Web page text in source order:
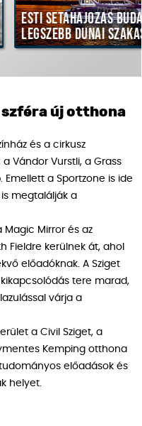
Budapest
dunai szakaszán
szféra új otthona
és a cirkusz
Vándor Vurstli, a Grass
Emellett a Sportzone is ide
is megtalálják a
Magic Mirror és az
Fieldre kerülnek át, ahol
előadóknak. A Sziget
tere marad,
várja a
a Civil Sziget, a
Kemping otthona
előadások és
helyet.